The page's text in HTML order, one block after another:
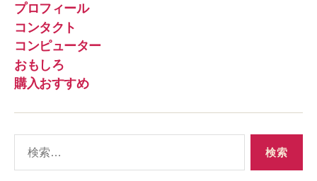
プロフィール
コンタクト
コンピューター
おもしろ
購入おすすめ